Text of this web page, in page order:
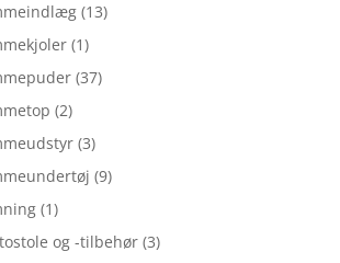
(13)
(1)
(37)
(2)
(3)
(9)
(1)
og -tilbehør (3)